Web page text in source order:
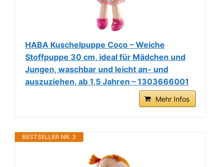
HABA Kuschelpuppe Coco – Weiche
Stoffpuppe 30 cm, ideal für Mädchen und
Jungen, waschbar und leicht an- und
auszuziehen, ab 1,5 Jahren – 1303666001
Mehr Infos
BESTSELLER NR. 3